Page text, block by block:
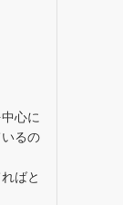
心に
るの
ばと